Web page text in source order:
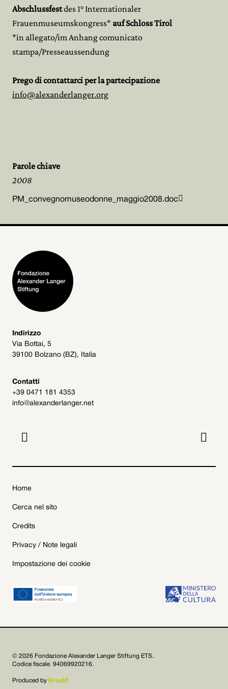
Abschlussfestdes 1° Internationaler
Frauenmuseumskongress* auf Schloss Tirol
*in allegato/im Anhang comunicato
stampa/Presseaussendung
Prego di contattarci per la partecipazione
info@alexanderlanger.org
Parole chiave
2008
PM_convegnomuseodonne_maggio2008.doc 
Indirizzo
Via Bottai, 5
39100 Bolzano (BZ), Italia
Contatti
+39 0471 181 4353
info@alexanderlanger.net
 
Home
Cerca nel sito
Credits
Privacy / Note legali
Impostazione dei cookie
© 2026 Fondazione Alexander Langer Stiftung ETS.
Codice fiscale 94069920216.
Produced by Kreatif